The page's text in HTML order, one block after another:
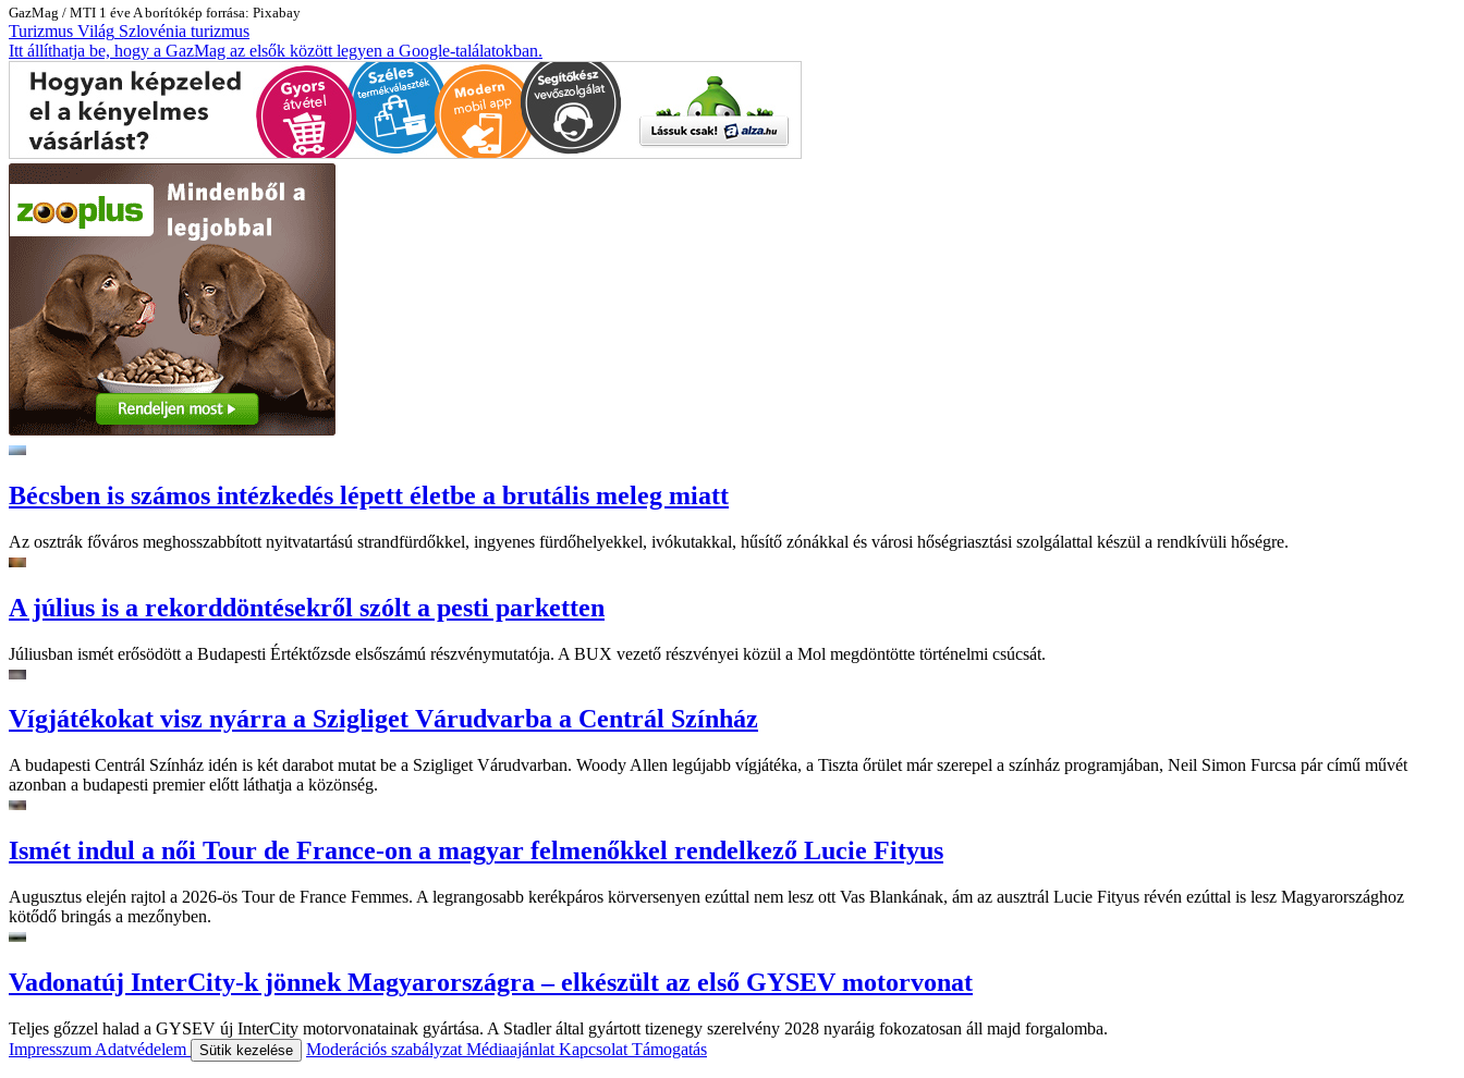
GazMag / MTI 1 éve A borítókép forrása: Pixabay
Turizmus Világ Szlovénia turizmus
Itt állíthatja be, hogy a GazMag az elsők között legyen a Google-találatokban.
Bécsben is számos intézkedés lépett életbe a brutális meleg miatt
Az osztrák főváros meghosszabbított nyitvatartású strandfürdőkkel, ingyenes fürdőhelyekkel, ivókutakkal, hűsítő zónákkal és városi hőségriasztási szolgálattal készül a rendkívüli hőségre.
A július is a rekorddöntésekről szólt a pesti parketten
Júliusban ismét erősödött a Budapesti Értéktőzsde elsőszámú részvénymutatója. A BUX vezető részvényei közül a Mol megdöntötte történelmi csúcsát.
Vígjátékokat visz nyárra a Szigliget Várudvarba a Centrál Színház
A budapesti Centrál Színház idén is két darabot mutat be a Szigliget Várudvarban. Woody Allen legújabb vígjátéka, a Tiszta őrület már szerepel a színház programjában, Neil Simon Furcsa pár című művét
azonban a budapesti premier előtt láthatja a közönség.
Ismét indul a női Tour de France-on a magyar felmenőkkel rendelkező Lucie Fityus
Augusztus elején rajtol a 2026-ös Tour de France Femmes. A legrangosabb kerékpáros körversenyen ezúttal nem lesz ott Vas Blankának, ám az ausztrál Lucie Fityus révén ezúttal is lesz Magyarországhoz
kötődő bringás a mezőnyben.
Vadonatúj InterCity-k jönnek Magyarországra – elkészült az első GYSEV motorvonat
Teljes gőzzel halad a GYSEV új InterCity motorvonatainak gyártása. A Stadler által gyártott tizenegy szerelvény 2028 nyaráig fokozatosan áll majd forgalomba.
Impresszum Adatvédelem Sütik kezelése Moderációs szabályzat Médiaajánlat Kapcsolat Támogatás